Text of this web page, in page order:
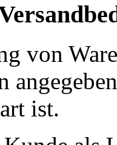
von
ist.